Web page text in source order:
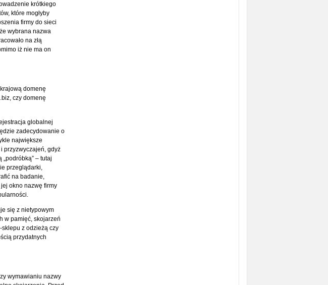
krótkiego
które mogłyby
firmy do sieci
wybrana nazwa
na złą
iż nie ma on
domenę
czy domenę
globalnej
zadecydowanie o
największe
przyzwyczajeń, gdyż
– tutaj
przeglądarki,
na badanie,
okno nazwę firmy
się z nietypowym
w pamięć, skojarzeń
z odzieżą czy
przydatnych
wymawianiu nazwy